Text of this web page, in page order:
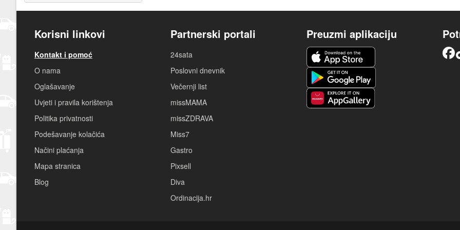
Korisni linkovi
Kontakt i pomoć
O nama
Oglašavanje
Uvjeti i pravila korištenja
Politika privatnosti
Podešavanje kolačića
Načini plaćanja
Mapa stranica
Blog
Partnerski portali
24sata
Poslovni dnevnik
Večernji list
missMAMA
missZDRAVA
Miss7
Gastro
Pixsell
Diva
Ordinacija.hr
Preuzmi aplikaciju